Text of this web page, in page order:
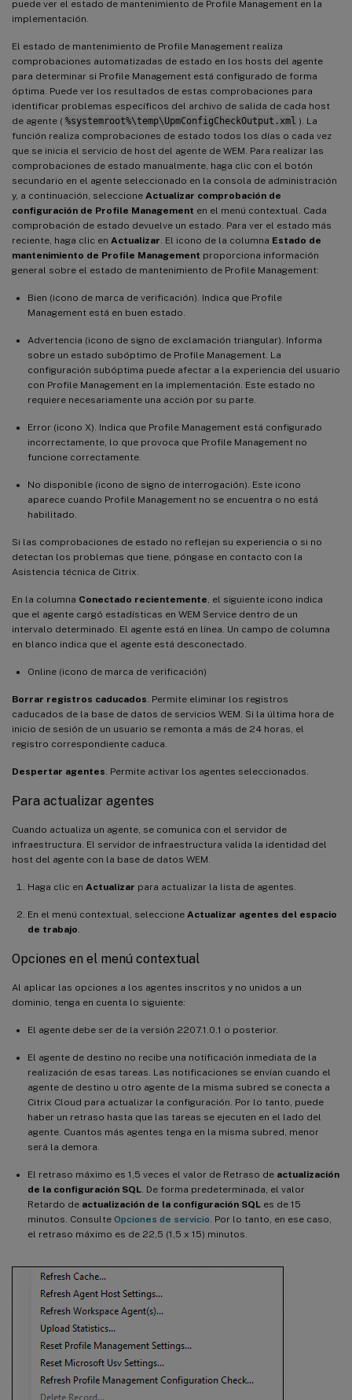
puede ver el estado de mantenimiento de Profile Management en la
implementación.
El estado de mantenimiento de Profile Management realiza
comprobaciones automatizadas de estado en los hosts del agente
para determinar si Profile Management está configurado de forma
óptima. Puede ver los resultados de estas comprobaciones para
identificar problemas específicos del archivo de salida de cada host
de agente ( %systemroot%\temp\UpmConfigCheckOutput.xml ). La
función realiza comprobaciones de estado todos los días o cada vez
que se inicia el servicio de host del agente de WEM. Para realizar las
comprobaciones de estado manualmente, haga clic con el botón
secundario en el agente seleccionado en la consola de administración
y, a continuación, seleccione Actualizar comprobación de
configuración de Profile Management en el menú contextual. Cada
comprobación de estado devuelve un estado. Para ver el estado más
reciente, haga clic en Actualizar . El icono de la columna Estado de
mantenimiento de Profile Management proporciona información
general sobre el estado de mantenimiento de Profile Management:
Bien (icono de marca de verificación). Indica que Profile
Management está en buen estado.
Advertencia (icono de signo de exclamación triangular). Informa
sobre un estado subóptimo de Profile Management. La
configuración subóptima puede afectar a la experiencia del usuario
con Profile Management en la implementación. Este estado no
requiere necesariamente una acción por su parte.
Error (icono X). Indica que Profile Management está configurado
incorrectamente, lo que provoca que Profile Management no
funcione correctamente.
No disponible (icono de signo de interrogación). Este icono
aparece cuando Profile Management no se encuentra o no está
habilitado.
Si las comprobaciones de estado no reflejan su experiencia o si no
detectan los problemas que tiene, póngase en contacto con la
Asistencia técnica de Citrix.
En la columna Conectado recientemente , el siguiente icono indica
que el agente cargó estadísticas en WEM Service dentro de un
intervalo determinado. El agente está en línea. Un campo de columna
en blanco indica que el agente está desconectado.
Online (icono de marca de verificación)
Borrar registros caducados . Permite eliminar los registros
caducados de la base de datos de servicios WEM. Si la última hora de
inicio de sesión de un usuario se remonta a más de 24 horas, el
registro correspondiente caduca.
Despertar agentes . Permite activar los agentes seleccionados.
Para actualizar agentes
Cuando actualiza un agente, se comunica con el servidor de
infraestructura. El servidor de infraestructura valida la identidad del
host del agente con la base de datos WEM.
Haga clic en Actualizar para actualizar la lista de agentes.
En el menú contextual, seleccione Actualizar agentes del espacio
de trabajo
Opciones en el menú contextual
Al aplicar las opciones a los agentes inscritos y no unidos a un
dominio, tenga en cuenta lo siguiente:
El agente debe ser de la versión 2207.1.0.1 o posterior.
El agente de destino no recibe una notificación inmediata de la
realización de esas tareas. Las notificaciones se envían cuando el
agente de destino u otro agente de la misma subred se conecta a
Citrix Cloud para actualizar la configuración. Por lo tanto, puede
haber un retraso hasta que las tareas se ejecuten en el lado del
agente. Cuantos más agentes tenga en la misma subred, menor
será la demora.
El retraso máximo es 1,5 veces el valor de Retraso de actualización
de la configuración SQL . De forma predeterminada, el valor
Retardo de actualización de la configuración SQL es de 15
minutos. Consulte Opciones de servicio . Por lo tanto, en ese caso,
el retraso máximo es de 22,5 (1,5 x 15) minutos.